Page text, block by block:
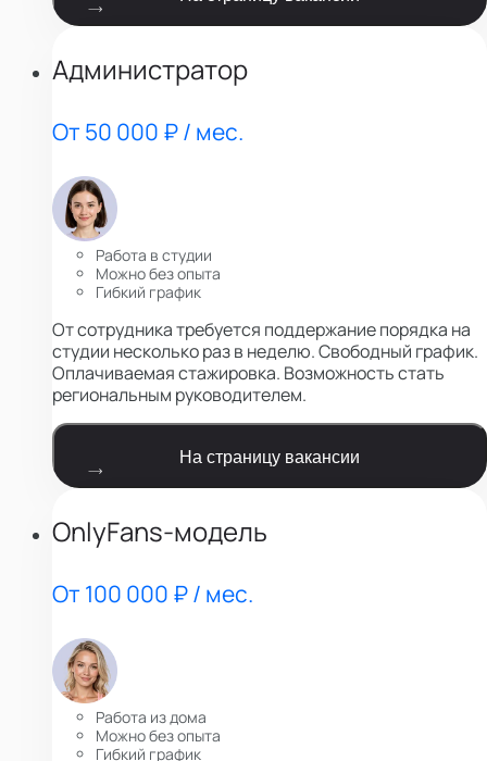
Администратор
От 50 000 ₽ / мес.
Работа в студии
Можно без опыта
Гибкий график
От сотрудника требуется поддержание порядка на
студии несколько раз в неделю. Свободный график.
Оплачиваемая стажировка. Возможность стать
региональным руководителем.
На страницу вакансии
OnlyFans-модель
От 100 000 ₽ / мес.
Работа из дома
Можно без опыта
Гибкий график